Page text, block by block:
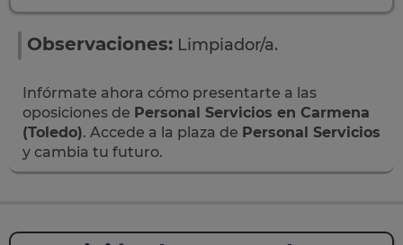
Observaciones: Limpiador/a.
Infórmate ahora cómo presentarte a las
oposiciones de Personal Servicios en Carmena
(Toledo). Accede a la plaza de Personal Servicios
y cambia tu futuro.